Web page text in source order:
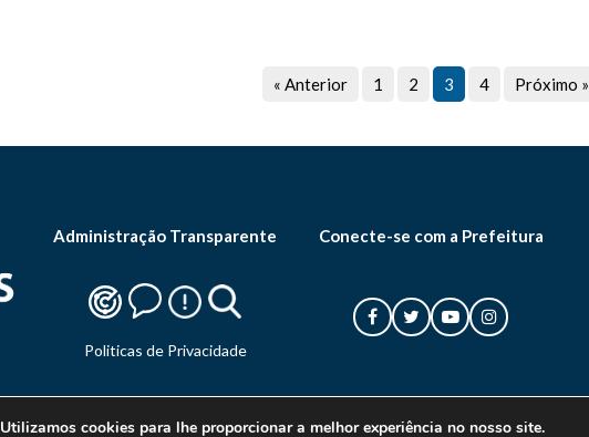
« Anterior 1 2 3 4 Próximo »
Administração Transparente
Politicas de Privacidade
Conecte-se com a Prefeitura
Utilizamos cookies para lhe proporcionar a melhor experiência no nosso site.